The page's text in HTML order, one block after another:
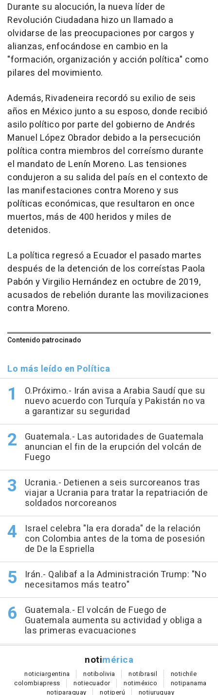
Durante su alocución, la nueva líder de
Revolución Ciudadana hizo un llamado a
olvidarse de las preocupaciones por cargos y
alianzas, enfocándose en cambio en la
"formación, organización y acción política" como
pilares del movimiento.
Además, Rivadeneira recordó su exilio de seis
años en México junto a su esposo, donde recibió
asilo político por parte del gobierno de Andrés
Manuel López Obrador debido a la persecución
política contra miembros del correísmo durante
el mandato de Lenín Moreno. Las tensiones
condujeron a su salida del país en el contexto de
las manifestaciones contra Moreno y sus
políticas económicas, que resultaron en once
muertos, más de 400 heridos y miles de
detenidos.
La política regresó a Ecuador el pasado martes
después de la detención de los correístas Paola
Pabón y Virgilio Hernández en octubre de 2019,
acusados de rebelión durante las movilizaciones
contra Moreno.
Contenido patrocinado
Lo más leído en Política
O.Próximo.- Irán avisa a Arabia Saudí que su
nuevo acuerdo con Turquía y Pakistán no va
a garantizar su seguridad
Guatemala.- Las autoridades de Guatemala
anuncian el fin de la erupción del volcán de
Fuego
Ucrania.- Detienen a seis surcoreanos tras
viajar a Ucrania para tratar la repatriación de
soldados norcoreanos
Israel celebra "la era dorada" de la relación
con Colombia antes de la toma de posesión
de De la Espriella
Irán.- Qalibaf a la Administración Trump: "No
necesitamos más teatro"
Guatemala.- El volcán de Fuego de
Guatemala aumenta su actividad y obliga a
las primeras evacuaciones
notimérica
noticiargentina notibolivia notibrasil notichile
colombiapress notiecuador notiméxico notipanama
notiparaguay notiperú notiuruguay